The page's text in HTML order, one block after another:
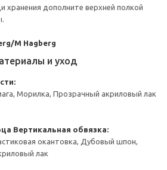
хранения дополните верхней полкой
M Hagberg
и уход
Морилка, Прозрачный акриловый лак
Вертикальная обвязка:
окантовка, Дубовый шпон,
лак